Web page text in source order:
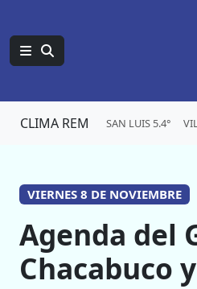
CLIMA REM SAN LUIS 5.4°
VIERNES 8 DE NOVIEMBRE
Agenda del
Chacabuco